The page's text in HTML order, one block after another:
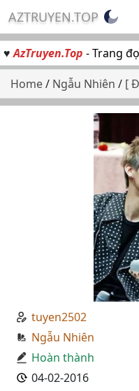
AZTRUYEN.TOP
♥AzTruyen.Top - Trang
Home/ Ngẫu Nhiên / [
tuyen2502
Ngẫu Nhiên
Hoàn thành
04-02-2016